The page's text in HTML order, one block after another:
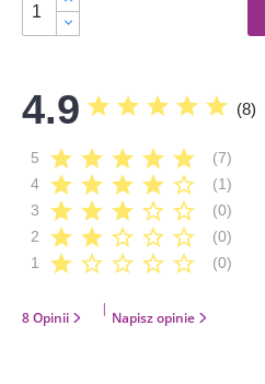
4.9 star star star star star (8)
5 star star star star star
(7)
4
star star star star star_border
(1)
3
star star star star_border star_border
(0)
2
star star star_border star_border star_border
(0)
1
star star_border star_border star_border star_border (0)
8 Opinii
|
Napisz opinie